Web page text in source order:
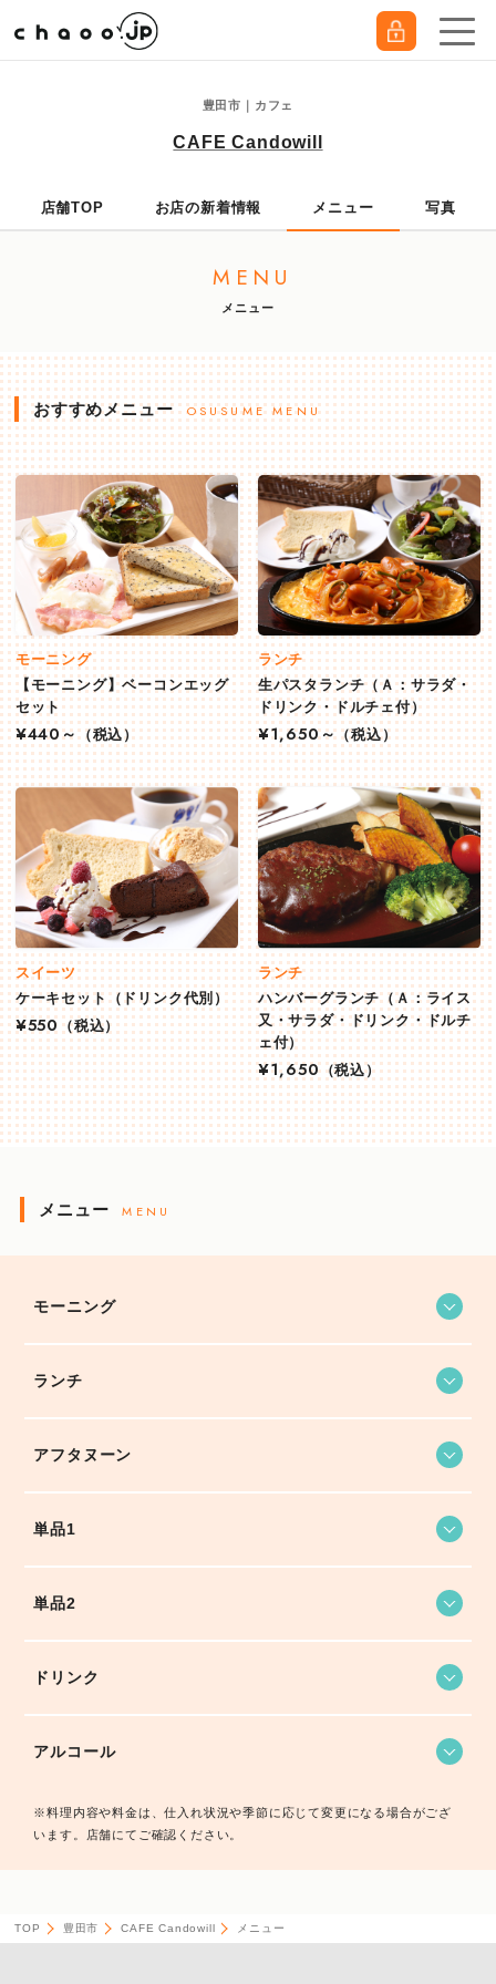
豊田市｜カフェ
CAFE Candowill
店舗TOP お店の新着情報 メニュー 写真
MENU
メニュー
おすすめメニュー OSUSUME MENU
モーニング
【モーニング】ベーコンエッグ
セット
¥440～ （税込）
ランチ
生パスタランチ（Ａ：サラダ・
ドリンク・ドルチェ付）
¥1,650～（税込）
スイーツ
ケーキセット（ドリンク代別）
¥550 （税込）
ランチ
ハンバーグランチ（Ａ：ライス
又・サラダ・ドリンク・ドルチ
ェ付）
¥1,650（税込）
メニュー MENU
モーニング
ランチ
アフタヌーン
単品1
単品2
ドリンク
アルコール
※料理内容や料金は、仕入れ状況や季節に応じて変更になる場合がござ
います。店舗にてご確認ください。
TOP 豊田市 CAFE Candowill メニュー